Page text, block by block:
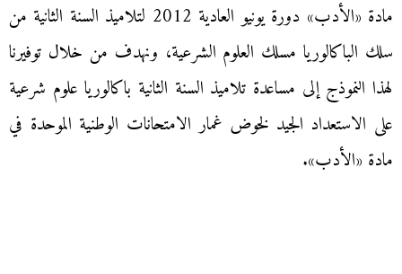
مادة «الأدب» دورة يونيو العادية 2012 لتلاميذ السنة الثانية من
سلك الباكالوريا مسلك العلوم الشرعية، ونهدف من خلال توفيرنا
لهذا النموذج إلى مساعدة تلاميذ السنة الثانية باكالوريا علوم شرعية
على الاستعداد الجيد لخوض غمار الامتحانات الوطنية الموحدة في
مادة «الأدب».